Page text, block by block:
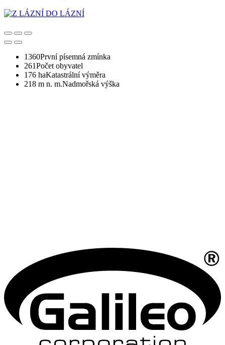
1360První písemná zmínka
261Počet obyvatel
176 haKatastrální výměra
218 m n. m.Nadmořská výška